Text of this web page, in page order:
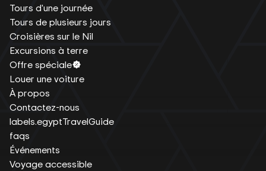
Tours d'une journée
Tours de plusieurs jours
Croisières sur le Nil
Excursions à terre
Offre spéciale
Louer une voiture
À propos
Contactez-nous
labels.egyptTravelGuide
faqs
Événements
Voyage accessible